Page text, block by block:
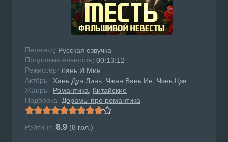
Перевод: Русская озвучка
Продолжительность: 00:13:12
Режисcер: Лянь И Мин
Актёры: Хань Дун Линь, Чжан Вань Ин, Чэнь Цзе
Жанры: Романтика Китайские
Подборка: Дорамы про романтика
Рейтинг: 8.9 (8 гол.)